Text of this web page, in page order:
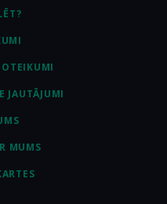
JAUTĀJUMI
MUMS